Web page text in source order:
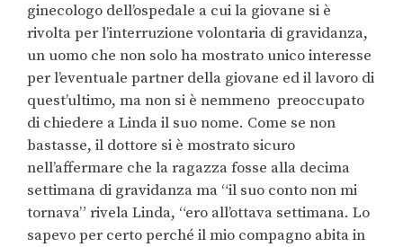
ginecologo dell’ospedale a cui la giovane si è
rivolta per l’interruzione volontaria di gravidanza,
un uomo che non solo ha mostrato unico interesse
per l’eventuale partner della giovane ed il lavoro di
quest’ultimo, ma non si è nemmeno preoccupato
di chiedere a Linda il suo nome. Come se non
bastasse, il dottore si è mostrato sicuro
nell’affermare che la ragazza fosse alla decima
settimana di gravidanza ma “il suo conto non mi
tornava” rivela Linda, “ero all’ottava settimana. Lo
sapevo per certo perché il mio compagno abita in